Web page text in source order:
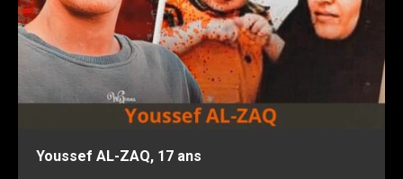
Youssef AL-ZAQ, 17 ans